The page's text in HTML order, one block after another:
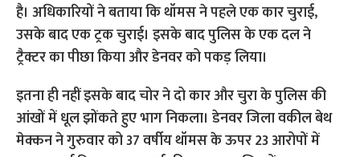
इतना ही नहीं इसके बाद चोर ने दो कार और चुरा के पुलिस की
आंखों में धूल झोंकते हुए भाग निकला। डेनवर जिला वकील बेथ
मेक्कन ने गुरुवार को 37 वर्षीय थॉमस के ऊपर 23 आरोपों में